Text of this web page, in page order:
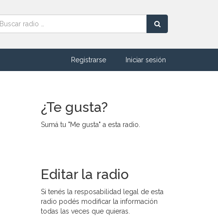
Registrarse Iniciar sesión
¿Te gusta?
Sumá tu "Me gusta" a esta radio.
Editar la radio
Si tenés la resposabilidad legal de esta
radio podés modificar la información
todas las veces que quieras.